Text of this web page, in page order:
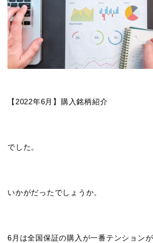
【2022年6月】購入銘柄紹介
でした。
いかがだったでしょうか。
6月は全国保証の購入が一番テンションが